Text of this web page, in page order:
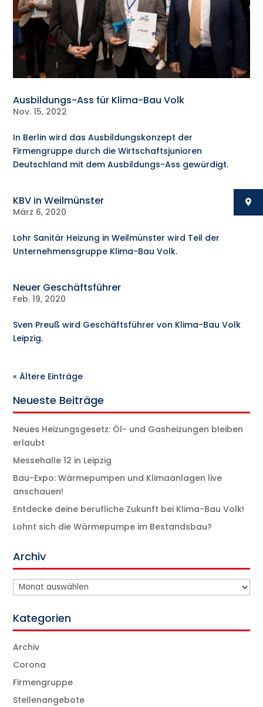
Ausbildungs-Ass für Klima-Bau Volk
Nov. 15, 2022
In Berlin wird das Ausbildungskonzept der
Firmengruppe durch die Wirtschaftsjunioren
Deutschland mit dem Ausbildungs-Ass gewürdigt.
KBV in Weilmünster
März 6, 2020
Lohr Sanitär Heizung in Weilmünster wird Teil der
Unternehmensgruppe Klima-Bau Volk.
Neuer Geschäftsführer
Feb. 19, 2020
Sven Preuß wird Geschäftsführer von Klima-Bau Volk
Leipzig.
« Ältere Einträge
Neueste Beiträge
Neues Heizungsgesetz: Öl- und Gasheizungen bleiben
erlaubt
Messehalle 12 in Leipzig
Bau-Expo: Wärmepumpen und Klimaanlagen live
anschauen!
Entdecke deine berufliche Zukunft bei Klima-Bau Volk!
Lohnt sich die Wärmepumpe im Bestandsbau?
Archiv
Archiv
Kategorien
Archiv
Corona
Firmengruppe
Stellenangebote